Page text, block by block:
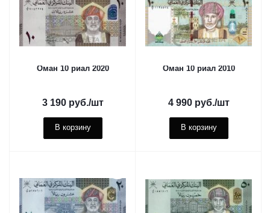
Оман 10 риал 2020
3 190руб./шт
В корзину
Оман 10 риал 2010
4 990руб./шт
В корзину